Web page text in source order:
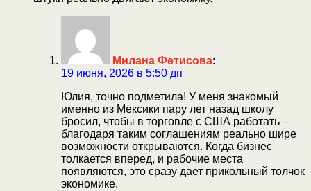
Милана Фетисова:
19 июня, 2026 в 5:50 дп
Юлия, точно подметила! У меня знакомый
именно из Мексики пару лет назад школу
бросил, чтобы в торговле с США работать –
благодаря таким соглашениям реально шире
возможности открываются. Когда бизнес
толкается вперед, и рабочие места
появляются, это сразу дает прикольный толчок
экономике.